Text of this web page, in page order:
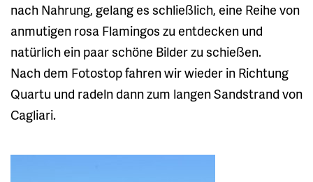
nach Nahrung, gelang es schließlich, eine Reihe von
anmutigen rosa Flamingos zu entdecken und
natürlich ein paar schöne Bilder zu schießen.
Nach dem Fotostop fahren wir wieder in Richtung
Quartu und radeln dann zum langen Sandstrand von
Cagliari.